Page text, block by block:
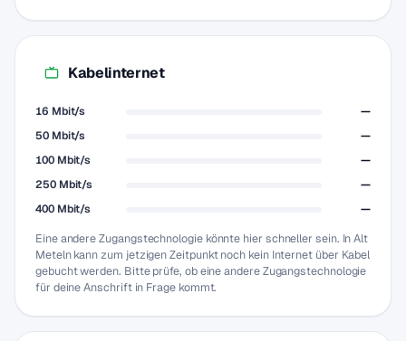
Kabelinternet
16 Mbit/s
—
50 Mbit/s
—
100 Mbit/s
—
250 Mbit/s
—
400 Mbit/s
—
Eine andere Zugangstechnologie könnte hier schneller sein. In Alt
Meteln kann zum jetzigen Zeitpunkt noch kein Internet über Kabel
gebucht werden. Bitte prüfe, ob eine andere Zugangstechnologie
für deine Anschrift in Frage kommt.